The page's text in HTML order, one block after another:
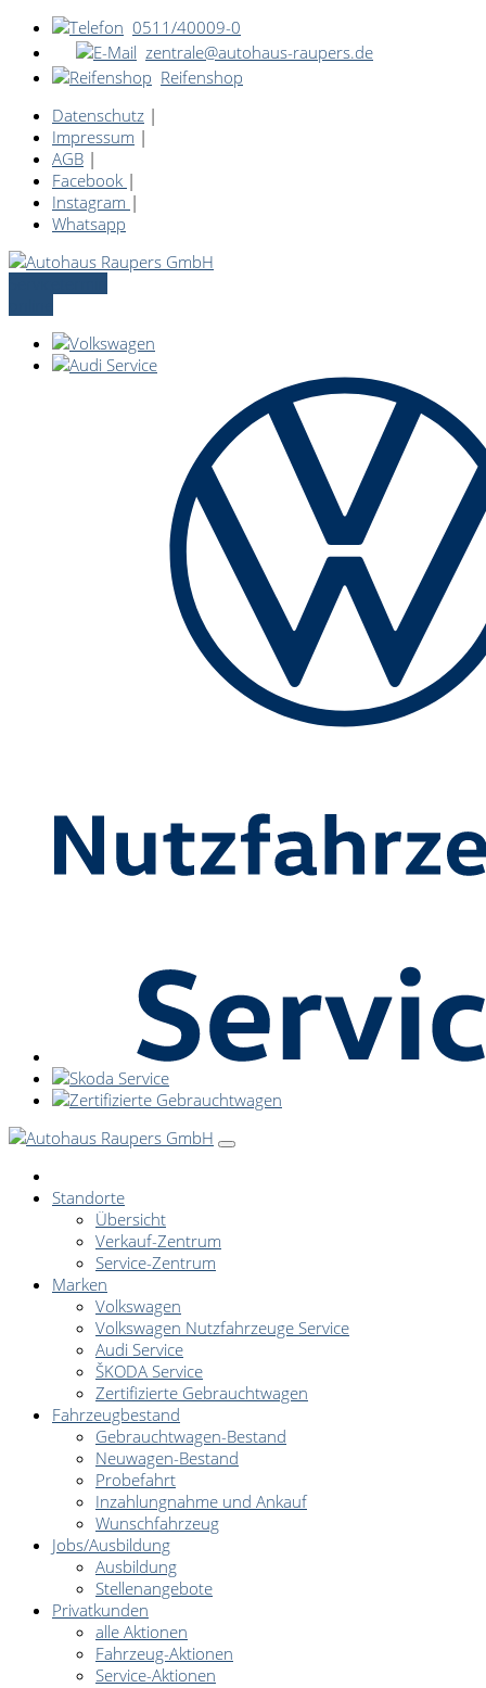
0511/40009-0
zentrale@autohaus-raupers.de
Reifenshop
Datenschutz |
Impressum |
AGB |
Facebook |
Instagram |
Whatsapp
Standorte
Übersicht
Verkauf-Zentrum
Service-Zentrum
Marken
Volkswagen
Volkswagen Nutzfahrzeuge Service
Audi Service
ŠKODA Service
Zertifizierte Gebrauchtwagen
Fahrzeugbestand
Gebrauchtwagen-Bestand
Neuwagen-Bestand
Probefahrt
Inzahlungnahme und Ankauf
Wunschfahrzeug
Jobs/Ausbildung
Ausbildung
Stellenangebote
Privatkunden
alle Aktionen
Fahrzeug-Aktionen
Service-Aktionen